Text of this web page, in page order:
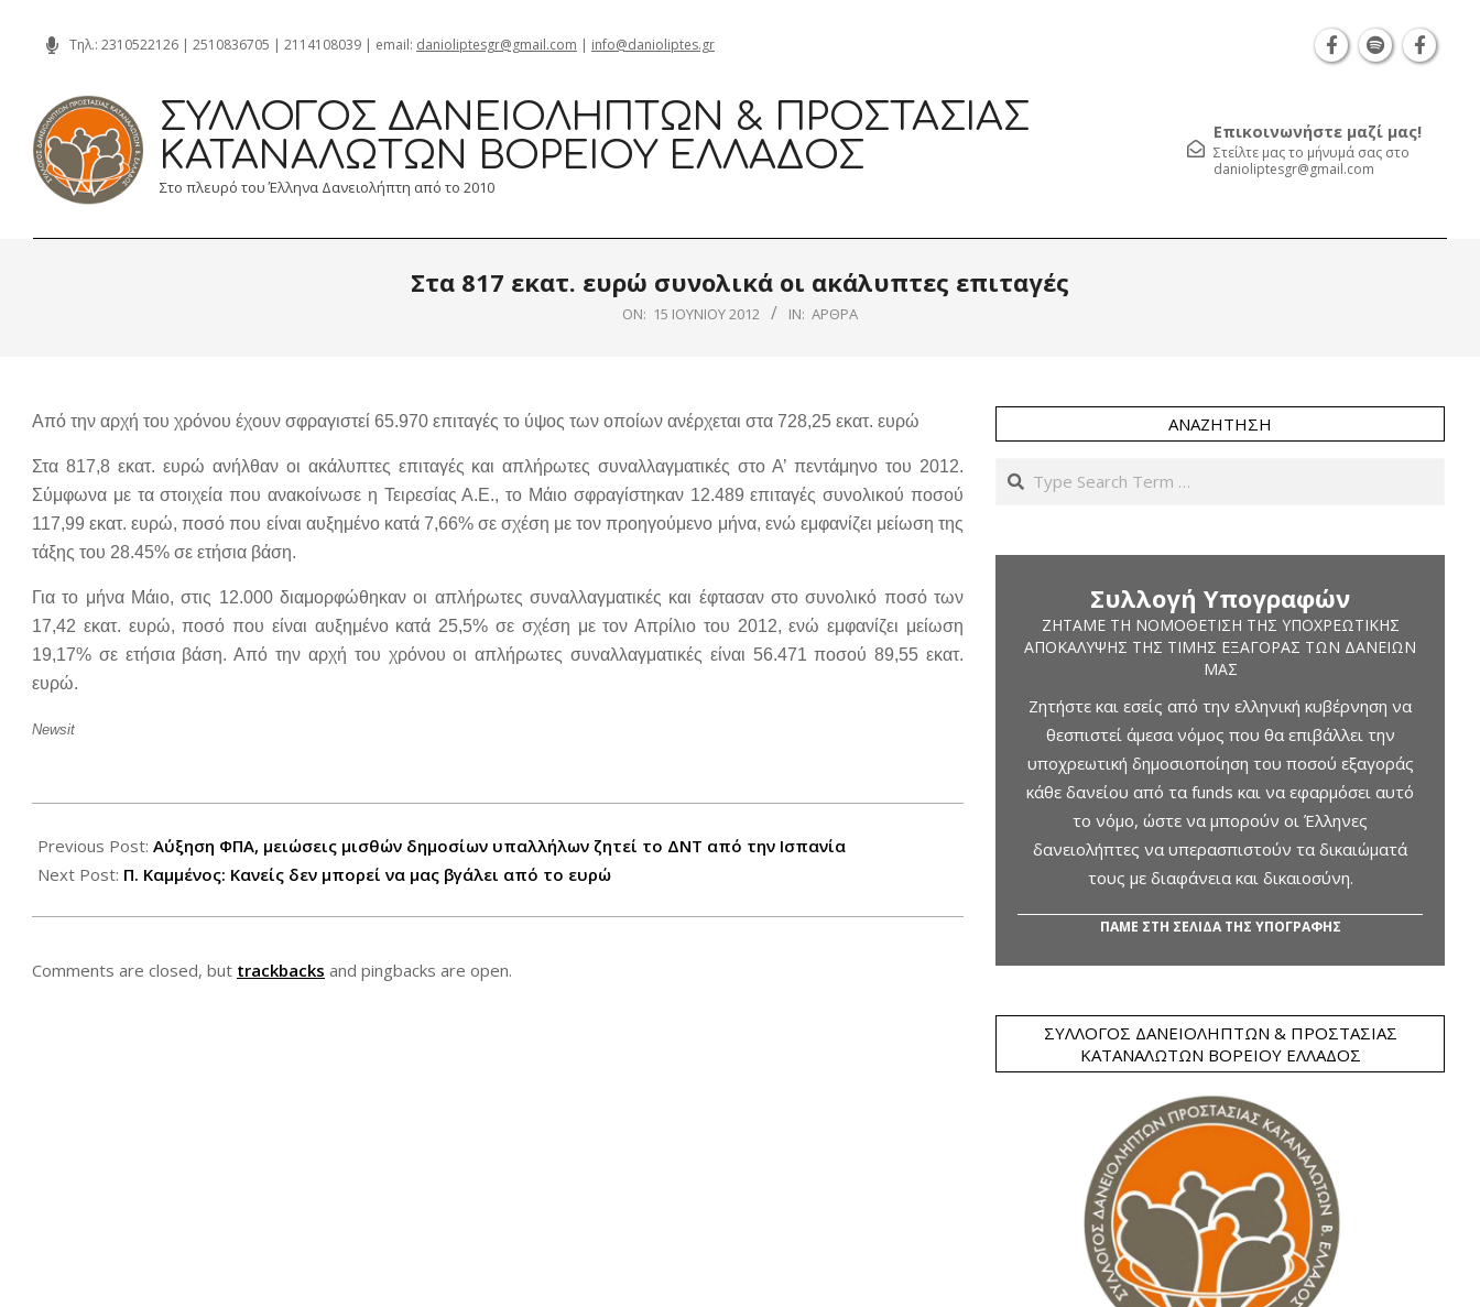
content
Τηλ.: 2310522126 | 2510836705 | 2114108039 | email: danioliptesgr@gmail.com | info@danioliptes.gr
ΣΎΛΛΟΓΟΣ ΔΑΝΕΙΟΛΗΠΤΏΝ & ΠΡΟΣΤΑΣΊΑΣ
ΚΑΤΑΝΑΛΩΤΏΝ ΒΟΡΕΊΟΥ ΕΛΛΆΔΟΣ
Στο πλευρό του Έλληνα Δανειολήπτη από το 2010
Επικοινωνήστε μαζί μας!
Στείλτε μας το μήνυμά σας στο
danioliptesgr@gmail.com
Στα 817 εκατ. ευρώ συνολικά οι ακάλυπτες επιταγές
ON: 15 ΙΟΥΝΊΟΥ 2012 IN: ΆΡΘΡΑ
Από την αρχή του χρόνου έχουν σφραγιστεί 65.970 επιταγές το ύψος των οποίων ανέρχεται στα 728,25 εκατ. ευρώ
Στα 817,8 εκατ. ευρώ ανήλθαν οι ακάλυπτες επιταγές και απλήρωτες συναλλαγματικές στο Α’ πεντάμηνο του 2012.
Σύμφωνα με τα στοιχεία που ανακοίνωσε η Τειρεσίας Α.Ε., το Μάιο σφραγίστηκαν 12.489 επιταγές συνολικού ποσού
117,99 εκατ. ευρώ, ποσό που είναι αυξημένο κατά 7,66% σε σχέση με τον προηγούμενο μήνα, ενώ εμφανίζει μείωση της
τάξης του 28.45% σε ετήσια βάση.
Για το μήνα Μάιο, στις 12.000 διαμορφώθηκαν οι απλήρωτες συναλλαγματικές και έφτασαν στο συνολικό ποσό των
17,42 εκατ. ευρώ, ποσό που είναι αυξημένο κατά 25,5% σε σχέση με τον Απρίλιο του 2012, ενώ εμφανίζει μείωση
19,17% σε ετήσια βάση. Από την αρχή του χρόνου οι απλήρωτες συναλλαγματικές είναι 56.471 ποσού 89,55 εκατ.
ευρώ.
Newsit
06-
15
Previous Post: Αύξηση ΦΠΑ, μειώσεις μισθών δημοσίων υπαλλήλων ζητεί το ΔΝΤ από την Ισπανία
Next Post: Π. Καμμένος: Κανείς δεν μπορεί να μας βγάλει από το ευρώ
Comments are closed, but trackbacks and pingbacks are open.
ΑΝΑΖΉΤΗΣΗ
Search
Συλλογή Υπογραφών
ΖΗΤΆΜΕ ΤΗ ΝΟΜΟΘΈΤΙΣΗ ΤΗΣ ΥΠΟΧΡΕΩΤΙΚΉΣ
ΑΠΟΚΆΛΥΨΗΣ ΤΗΣ ΤΙΜΉΣ ΕΞΑΓΟΡΆΣ ΤΩΝ ΔΑΝΕΊΩΝ
ΜΑΣ
Ζητήστε και εσείς από την ελληνική κυβέρνηση να
θεσπιστεί άμεσα νόμος που θα επιβάλλει την
υποχρεωτική δημοσιοποίηση του ποσού εξαγοράς
κάθε δανείου από τα funds και να εφαρμόσει αυτό
το νόμο, ώστε να μπορούν οι Έλληνες
δανειολήπτες να υπερασπιστούν τα δικαιώματά
τους με διαφάνεια και δικαιοσύνη.
ΠΑΜΕ ΣΤΗ ΣΕΛΙΔΑ ΤΗΣ ΥΠΟΓΡΑΦΗΣ
ΣΎΛΛΟΓΟΣ ΔΑΝΕΙΟΛΗΠΤΏΝ & ΠΡΟΣΤΑΣΊΑΣ
ΚΑΤΑΝΑΛΩΤΏΝ ΒΟΡΕΊΟΥ ΕΛΛΆΔΟΣ